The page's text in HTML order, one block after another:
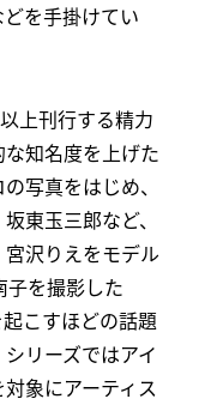
を手掛けてい
上刊行する精力
知名度を上げた
写真をはじめ、
東玉三郎など、
沢りえをモデル
子を撮影した
こすほどの話題
リーズではアイ
象にアーティス